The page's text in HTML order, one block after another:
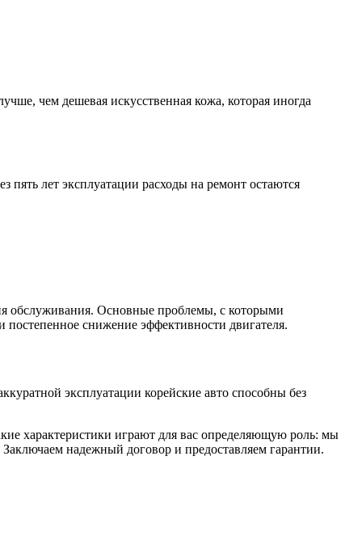
чем дешевая искусственная кожа, которая иногда
лет эксплуатации расходы на ремонт остаются
обслуживания. Основные проблемы, с которыми
постепенное снижение эффективности двигателя.
эксплуатации корейские авто способны без
характеристики играют для вас определяющую роль: мы
надежный договор и предоставляем гарантии.